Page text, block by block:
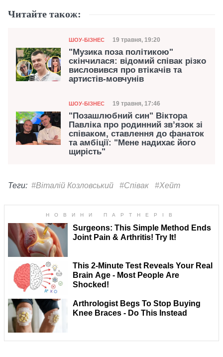
Читайте також:
Категорія
ШОУ-БІЗНЕС Дата публікації
19 травня, 19:20
"Музика поза політикою"
скінчилася: відомий співак різко
висловився про втікачів та
артистів-мовчунів
Категорія
ШОУ-БІЗНЕС Дата публікації
19 травня, 17:46
"Позашлюбний син" Віктора
Павліка про родинний звʼязок зі
співаком, ставлення до фанаток
та амбіції: "Мене надихає його
щирість"
Теги: #Віталій Козловський #Співак #Хейт